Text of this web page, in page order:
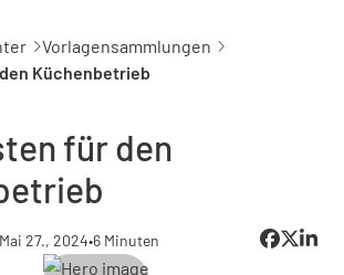
Vorlagensammlungen
Küchenbetrieb
für den
Mai 27., 2024•6 Minuten